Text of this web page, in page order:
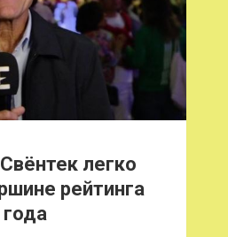
легко
рейтинга